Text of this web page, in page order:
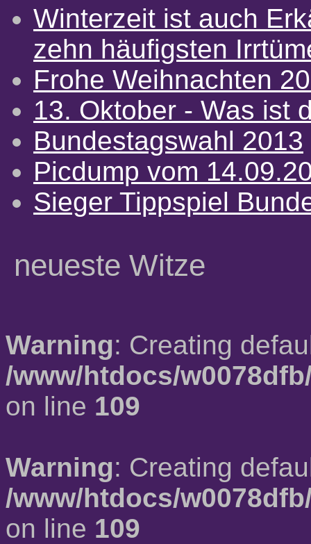
Winterzeit ist auch
zehn häufigsten
Frohe Weihnachten
13. Oktober - Was ist
Bundestagswahl 2013
Picdump vom
Sieger Tippspiel
neueste Witze
Warning: Creating
/www/htdocs/
on line 109
Warning: Creating
/www/htdocs/
on line 109